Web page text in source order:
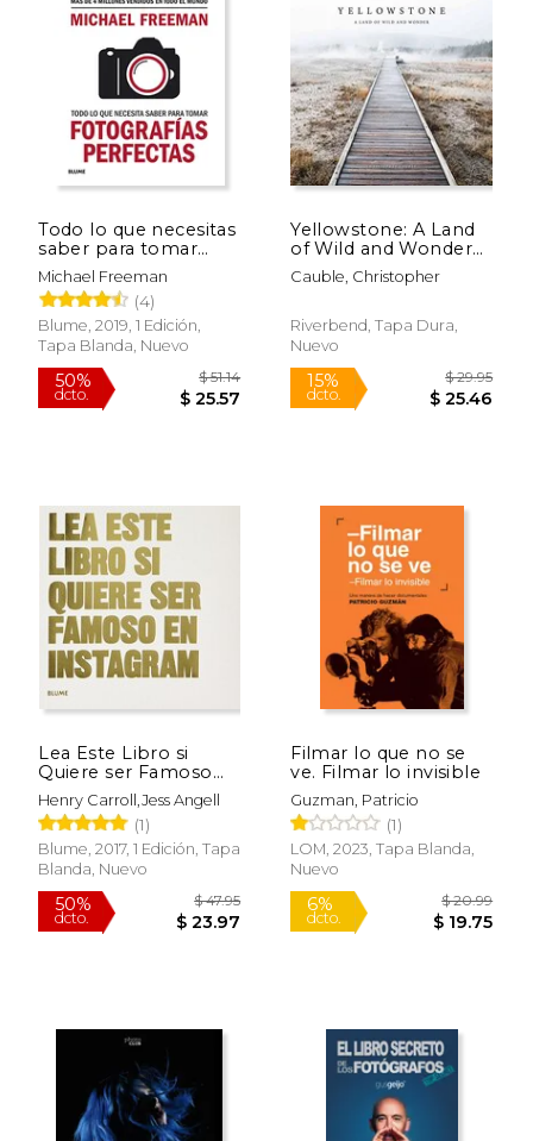
50%
dcto.
50%
dcto.
15%
Rápido
15%
Todo lo que necesitas
saber para tomar
fotografías perfectas
Michael Freeman
(4)
Blume, 2019, 1 Edición,
Tapa Blanda, Nuevo
Yellowstone: A Land
of Wild and Wonder
(en Inglés)
Cauble, Christopher
Riverbend, Tapa Dura,
Nuevo
Lea Este Libro si
Quiere ser Famoso
en Instagram
Henry Carroll,Jess Angell
(1)
Blume, 2017, 1 Edición, Tapa
Blanda, Nuevo
Filmar lo que no se
ve. Filmar lo invisible
Guzman, Patricio
(1)
LOM, 2023, Tapa Blanda,
Nuevo